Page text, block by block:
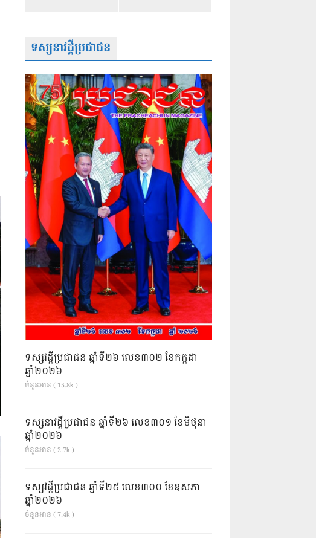
ទស្សនាវដ្តីប្រជាជន
ទស្សវដ្តីប្រជាជន ឆ្នាំទី២៦ លេខ៣០២ ខែកក្កដា
ឆ្នាំ២០២៦
ចំនួនអាន ( 15.8k )
ទស្សនាវដ្ដីប្រជាជន ឆ្នាំទី២៦ លេខ៣០១ ខែមិថុនា
ឆ្នាំ២០២៦
ចំនួនអាន ( 2.7k )
ទស្សវដ្តីប្រជាជន ឆ្នាំទី២៥ លេខ៣០០ ខែឧសភា
ឆ្នាំ២០២៦
ចំនួនអាន ( 7.4k )